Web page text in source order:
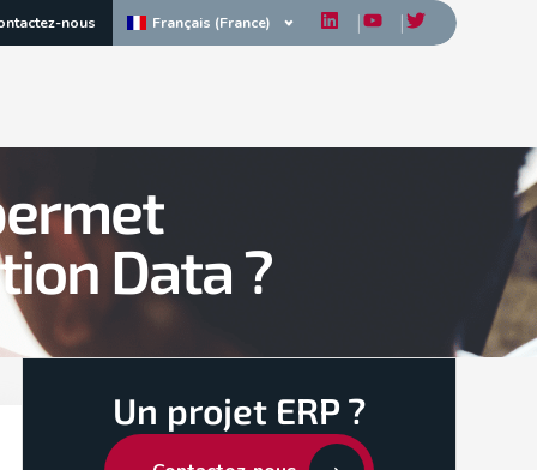
nous Français (France)
Data ?
Un projet ERP ?